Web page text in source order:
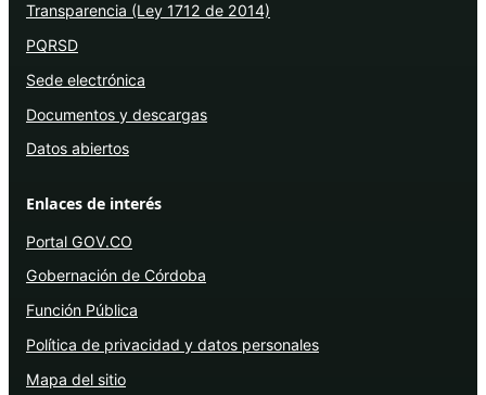
Transparencia (Ley 1712 de 2014)
PQRSD
Sede electrónica
Documentos y descargas
Datos abiertos
Enlaces de interés
Portal GOV.CO
Gobernación de Córdoba
Función Pública
Política de privacidad y datos personales
Mapa del sitio